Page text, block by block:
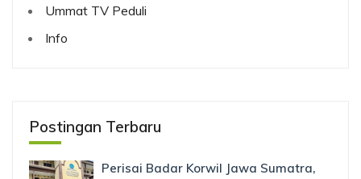
Ummat TV Peduli
Info
Postingan Terbaru
Perisai Badar Korwil Jawa Sumatra,